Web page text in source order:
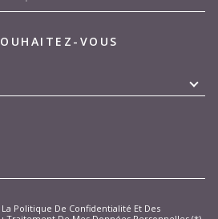
VOUS
La Politique De Confidentialité Et Des